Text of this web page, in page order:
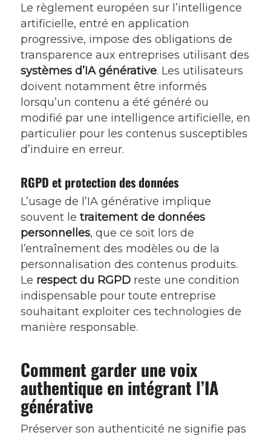
Le règlement européen sur l’intelligence
artificielle, entré en application
progressive, impose des obligations de
transparence aux entreprises utilisant des
systèmes d’IA générative. Les utilisateurs
doivent notamment être informés
lorsqu’un contenu a été généré ou
modifié par une intelligence artificielle, en
particulier pour les contenus susceptibles
d’induire en erreur.
RGPD et protection des données
L’usage de l’IA générative implique
souvent le traitement de données
personnelles, que ce soit lors de
l’entraînement des modèles ou de la
personnalisation des contenus produits.
Le respect du RGPDreste une condition
indispensable pour toute entreprise
souhaitant exploiter ces technologies de
manière responsable.
Comment garder une voix
authentique en intégrant l’IA
générative
Préserver son authenticité ne signifie pas